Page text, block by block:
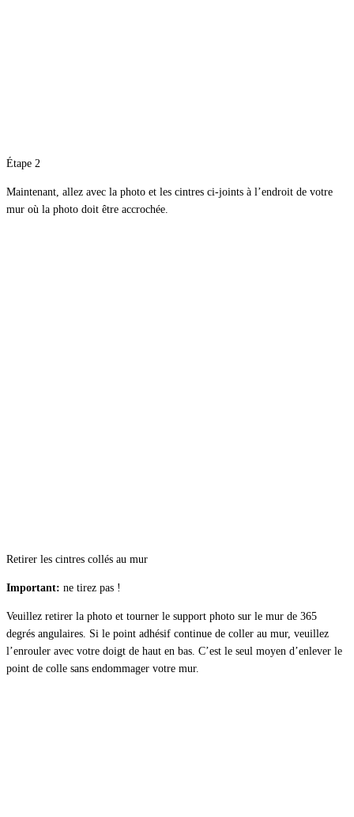
Étape 2
Maintenant, allez avec la photo et les cintres ci-joints à l’endroit de votre
mur où la photo doit être accrochée.
Retirer les cintres collés au mur
Important: ne tirez pas !
Veuillez retirer la photo et tourner le support photo sur le mur de 365
degrés angulaires. Si le point adhésif continue de coller au mur, veuillez
l’enrouler avec votre doigt de haut en bas. C’est le seul moyen d’enlever le
point de colle sans endommager votre mur.